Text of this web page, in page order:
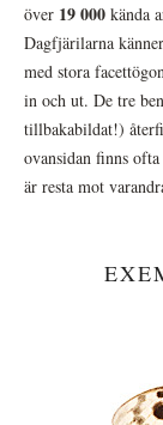
över 19 000 kända
Dagfjärilarna
med stora
in och ut. De tre
tillbakabildat!)
ovansidan finns
är resta mot